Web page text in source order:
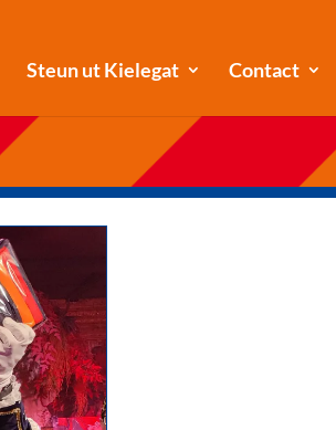
Steun ut Kielegat Contact